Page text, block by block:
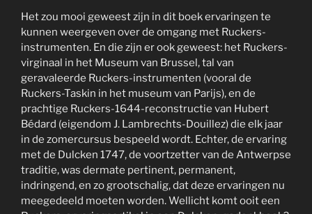
Het zou mooi geweest zijn in dit boek ervaringen te
kunnen weergeven over de omgang met Ruckers-
instrumenten. En die zijn er ook geweest: het Ruckers-
virginaal in het Museum van Brussel, tal van
geravaleerde Ruckers-instrumenten (vooral de
Ruckers-Taskin in het museum van Parijs), en de
prachtige Ruckers-1644-reconstructie van Hubert
Bédard (eigendom J. Lambrechts-Douillez) die elk jaar
in de zomercursus bespeeld wordt. Echter, de ervaring
met de Dulcken 1747, de voortzetter van de Antwerpse
traditie, was dermate pertinent, permanent,
indringend, en zo grootschalig, dat deze ervaringen nu
meegedeeld moeten worden. Wellicht komt ooit een